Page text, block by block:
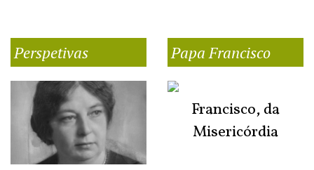
Perspetivas Papa Francisco
Francisco, da
Misericórdia